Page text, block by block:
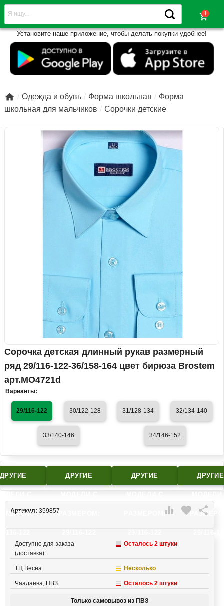
shopping_cart
Установите наше приложение, чтобы делать покупки удобнее!
 Одежда и обувь Форма школьная
Форма
школьная для мальчиков
Сорочки детские
Сорочка детская длинный рукав размерный
ряд 29/116-122-36/158-164 цвет бирюза Brostem
арт.MO4721d
Варианты:
29/116-122 30/122-128 31/128-134 32/134-140
33/140-146 34/146-152
ДРУГИЕ
116-122
ДРУГИЕ
РАЗМЕРОМ:
ДРУГИЕ
РАЗМЕРОМ:
ДРУГИЕ
 favorite 
Артикул: 359857
Доступно для заказа
(доставка):
Осталось 2 штуки
ТЦ Весна: Несколько
Чаадаева, ПВЗ: Осталось 2 штуки
Только самовывоз из ПВЗ